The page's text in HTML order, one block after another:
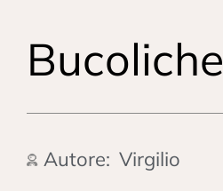
Bucoliche
Autore: Virgilio